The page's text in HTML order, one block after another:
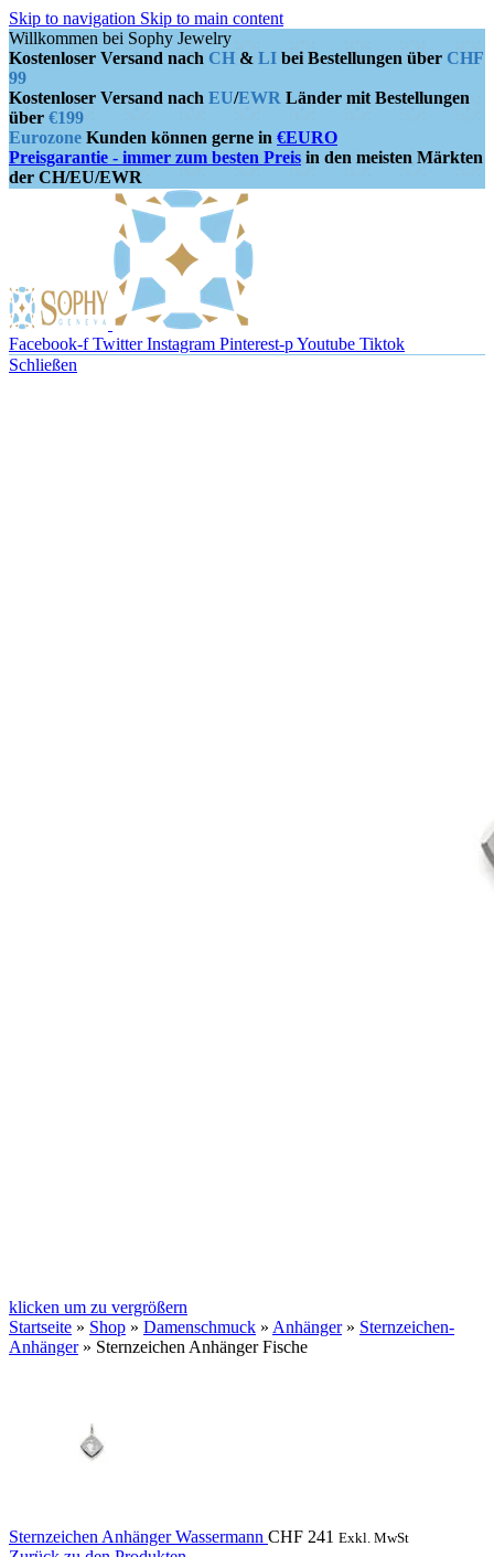
Skip to navigation Skip to main content
Willkommen bei Sophy Jewelry
Kostenloser Versand nach CH & LI bei Bestellungen über CHF
99
Kostenloser Versand nach EU/EWR Länder mit Bestellungen
über €199
Eurozone Kunden können gerne in €EURO
Preisgarantie - immer zum besten Preis in den meisten Märkten
der CH/EU/EWR
Facebook-f Twitter Instagram Pinterest-pYoutube Tiktok
Schließen
klicken um zu vergrößern
Startseite » Shop » Damenschmuck » Anhänger» Sternzeichen-
Anhänger» Sternzeichen Anhänger Fische
Sternzeichen Anhänger Wassermann CHF 241 Exkl. MwSt